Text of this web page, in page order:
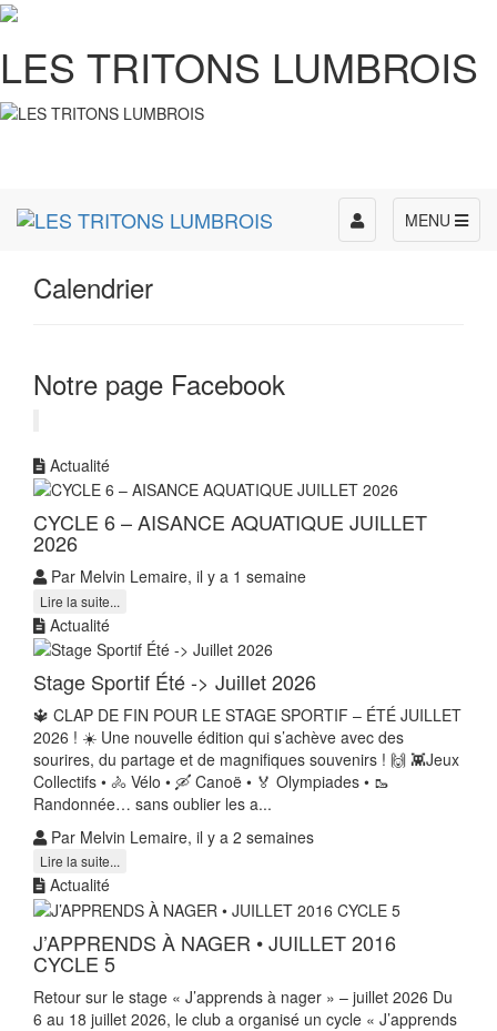
LES TRITONS LUMBROIS
MENU
Toggle
navigation
Calendrier
Notre page Facebook
Actualité
CYCLE 6 – AISANCE AQUATIQUE JUILLET
2026
Par Melvin Lemaire, il y a 1 semaine
Lire la suite...
Actualité
Stage Sportif Été -> Juillet 2026
🔱 CLAP DE FIN POUR LE STAGE SPORTIF – ÉTÉ JUILLET
2026 ! ☀️ Une nouvelle édition qui s’achève avec des
sourires, du partage et de magnifiques souvenirs ! 🙌 👾Jeux
Collectifs • 🚴 Vélo • 🛶 Canoë • 🏅 Olympiades • 🥾
Randonnée… sans oublier les a...
Par Melvin Lemaire, il y a 2 semaines
Lire la suite...
Actualité
J’APPRENDS À NAGER • JUILLET 2016
CYCLE 5
Retour sur le stage « J’apprends à nager » – juillet 2026 Du
6 au 18 juillet 2026, le club a organisé un cycle « J’apprends